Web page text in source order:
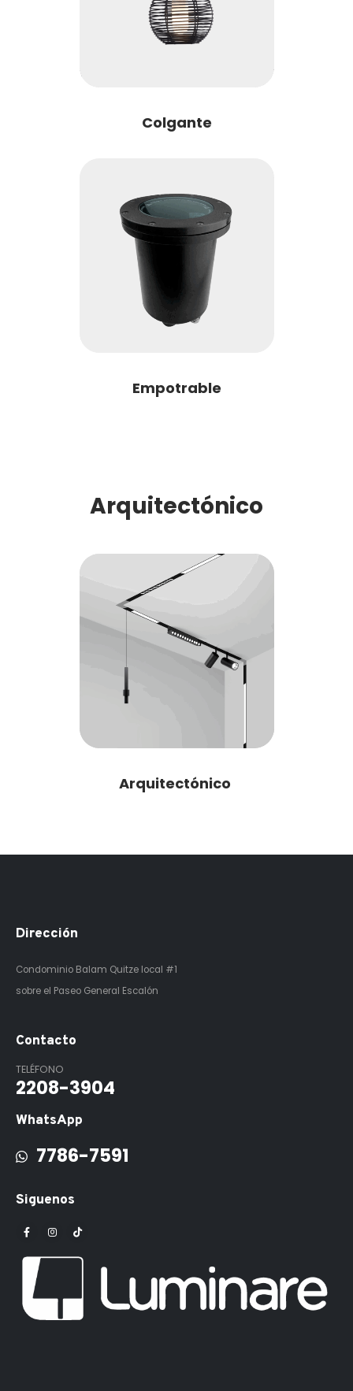
Colgante
Empotrable
Arquitectónico
Arquitectónico
Dirección
Condominio Balam Quitze local #1
sobre el Paseo General Escalón
Contacto
TELÉFONO
2208-3904
WhatsApp
7786-7591
Siguenos